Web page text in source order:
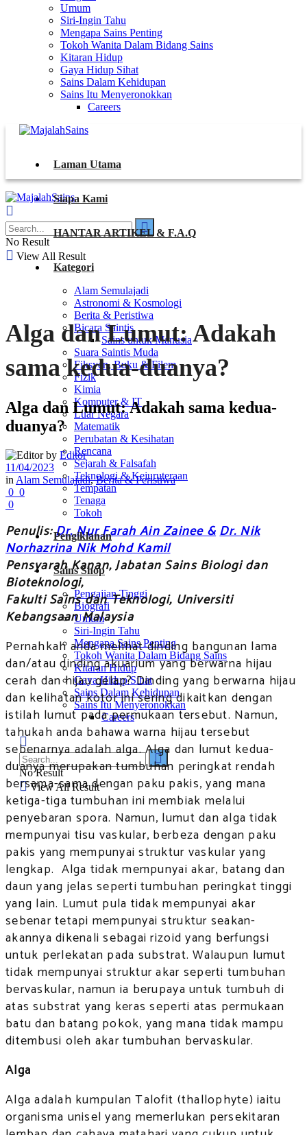
Umum
Siri-Ingin Tahu
Mengapa Sains Penting
Tokoh Wanita Dalam Bidang Sains
Kitaran Hidup
Gaya Hidup Sihat
Sains Dalam Kehidupan
Sains Itu Menyeronokkan
Careers
Laman Utama
Siapa Kami
HANTAR ARTIKEL & F.A.Q
Kategori
Alam Semulajadi
Astronomi & Kosmologi
Berita & Peristiwa
Bicara Saintis
Sains untuk Manusia
Suara Saintis Muda
Fiksyen, Buku & Filem
Fizik
Kimia
Komputer & IT
Luar Negara
Matematik
Perubatan & Kesihatan
Rencana
Sejarah & Falsafah
Teknologi & Kejuruteraan
Tempatan
Tenaga
Tokoh
Pengiklanan
Sains Shop
Pengajian Tinggi
Biografi
Umum
Siri-Ingin Tahu
Mengapa Sains Penting
Tokoh Wanita Dalam Bidang Sains
Kitaran Hidup
Gaya Hidup Sihat
Sains Dalam Kehidupan
Sains Itu Menyeronokkan
Careers
No Result
View All Result
No Result
View All Result
Alga dan Lumut: Adakah
sama kedua-duanya?
Alga dan Lumut: Adakah sama kedua-
duanya?
by Editor
11/04/2023
in Alam Semulajadi,Berita & Peristiwa
0 0
0
Penulis:Dr. Nur Farah Ain Zainee &Dr. Nik
Norhazrina Nik Mohd Kamil
Pensyarah Kanan, Jabatan Sains Biologi dan
Bioteknologi,
Fakulti Sains dan Teknologi, Universiti
Kebangsaan Malaysia
Pernahkah anda melihat dinding bangunan lama
dan/atau dinding akuarium yang berwarna hijau
cerah dan hijau gelap? Dinding yang berwarna hijau
dan kelihatan kotor ini sering dikaitkan dengan
istilah lumut pada permukaan tersebut. Namun,
tahukah anda bahawa warna hijau tersebut
sebenarnya adalah alga. Alga dan lumut kedua-
duanya merupakan tumbuhan peringkat rendah
bersama-sama dengan paku pakis, yang mana
ketiga-tiga tumbuhan ini membiak melalui
penyebaran spora. Namun, lumut dan alga tidak
mempunyai tisu vaskular, berbeza dengan paku
pakis yang mempunyai struktur vaskular yang
lengkap. Alga tidak mempunyai akar, batang dan
daun yang jelas seperti tumbuhan peringkat tinggi
yang lain. Lumut pula tidak mempunyai akar
sebenar tetapi mempunyai struktur seakan-
akannya dikenali sebagai rizoid yang berfungsi
untuk perlekatan pada substrat. Walaupun lumut
tidak mempunyai struktur akar seperti tumbuhan
bervaskular, namun ia berupaya untuk tumbuh di
atas substrat yang keras seperti atas permukaan
batu dan batang pokok, yang mana tidak mampu
ditembusi oleh akar tumbuhan bervaskular.
Alga
Alga adalah kumpulan Talofit (thallophyte) iaitu
organisma unisel yang memerlukan persekitaran